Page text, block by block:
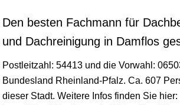
Den besten Fachmann für
und Dachreinigung in Damflos
Postleitzahl: 54413 und die Vorwahl:
Bundesland Rheinland-Pfalz. Ca. 607
dieser Stadt. Weitere Infos finden Sie hier: